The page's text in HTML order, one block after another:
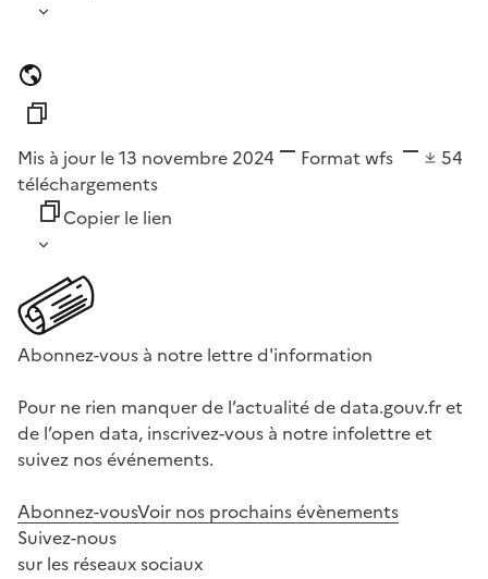
Mis à jour le 13 novembre 2024 Format wfs
54
téléchargements
Copier le lien
Abonnez-vous à notre lettre d'information
Pour ne rien manquer de l’actualité de data.gouv.fr et
de l’open data, inscrivez-vous à notre infolettre et
suivez nos événements.
Abonnez-vousVoir nos prochains évènements
Suivez-nous
sur les réseaux sociaux